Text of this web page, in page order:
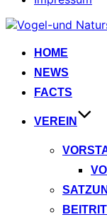
Zum
springenHOME
NEWS
FACTS
VEREIN